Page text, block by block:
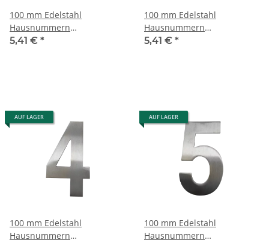
100 mm Edelstahl
Hausnummern
Edelstahlzahlen
5,41 € *
100 mm Edelstahl
Hausnummern
Edelstahlzahlen
5,41 € *
AUF LAGER
100 mm Edelstahl
Hausnummern
AUF LAGER
100 mm Edelstahl
Hausnummern